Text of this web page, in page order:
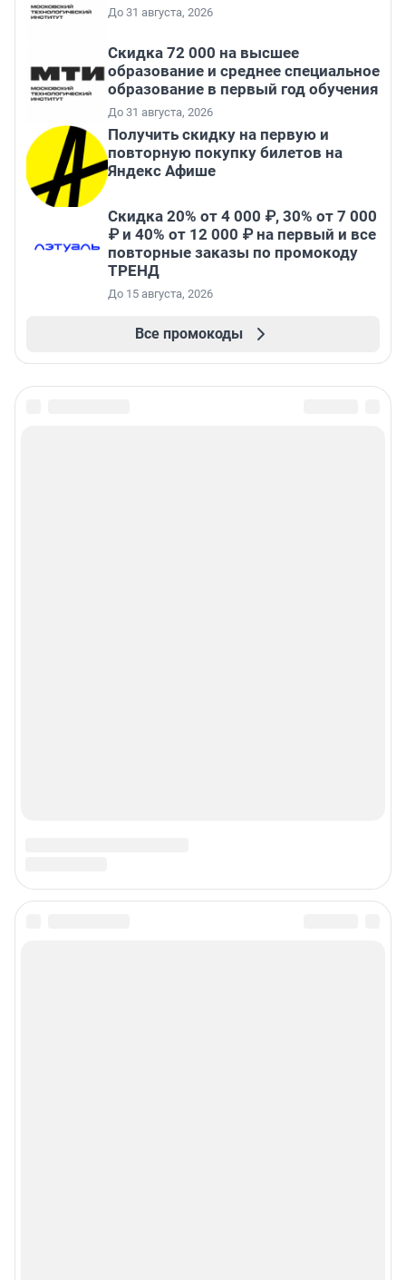
До 31 августа, 2026
Скидка 72 000 на высшее
образование и среднее специальное
образование в первый год обучения
До 31 августа, 2026
Получить скидку на первую и
повторную покупку билетов на
Яндекс Афише
Скидка 20% от 4 000 ₽, 30% от 7 000
₽ и 40% от 12 000 ₽ на первый и все
повторные заказы по промокоду
ТРЕНД
До 15 августа, 2026
Все промокоды